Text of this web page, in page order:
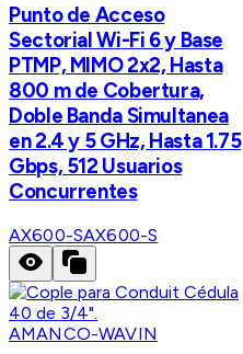
Punto de Acceso
Sectorial Wi-Fi 6 y Base
PTMP, MIMO 2x2, Hasta
800 m de Cobertura,
Doble Banda Simultanea
en 2.4 y 5 GHz, Hasta 1.75
Gbps, 512 Usuarios
Concurrentes
AX600-SAX600-S
AMANCO-WAVIN